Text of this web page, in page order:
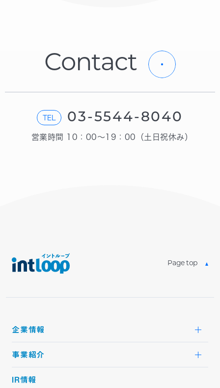
Contact
TEL 03-5544-8040
営業時間 10：00〜19：00（土日祝休み）
Page top
企業情報
事業紹介
IR情報